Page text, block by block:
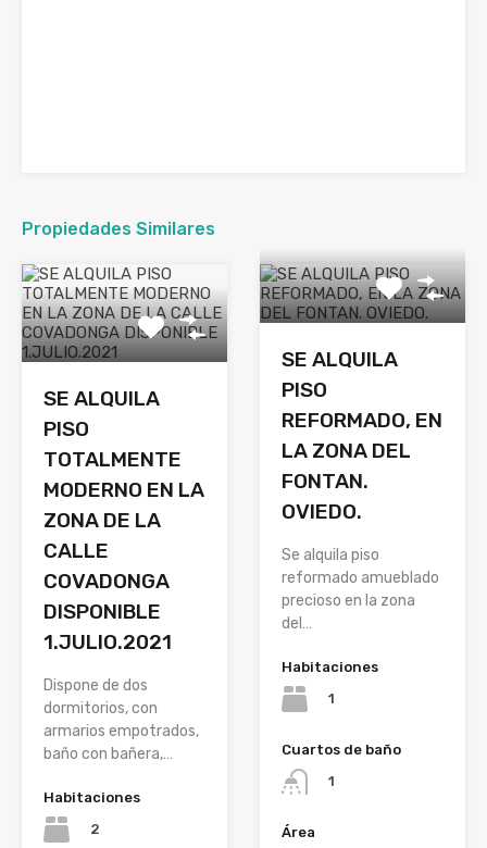
Propiedades Similares
SE ALQUILA
PISO
TOTALMENTE
MODERNO EN LA
ZONA DE LA
CALLE
COVADONGA
DISPONIBLE
1.JULIO.2021
Dispone de dos
dormitorios, con
armarios empotrados,
baño con bañera,…
Habitaciones
2
SE ALQUILA
PISO
REFORMADO, EN
LA ZONA DEL
FONTAN.
OVIEDO.
Se alquila piso
reformado amueblado
precioso en la zona
del…
Habitaciones
1
Cuartos de baño
1
Área